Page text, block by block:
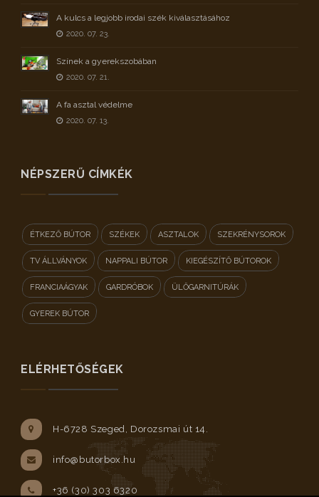
A kulcs a legjobb irodai szék kiválasztásához
2020. 07. 23.
Színek a gyerekszobában
2020. 07. 21.
A fa asztal védelme
2020. 07. 13.
NÉPSZERŰ CÍMKÉK
ÉTKEZŐ BÚTOR SZÉKEK ASZTALOK SZEKRÉNYSOROK
TV ÁLLVÁNYOK NAPPALI BÚTOR KIEGÉSZÍTŐ BÚTOROK
FRANCIAÁGYAK GARDRÓBOK ÜLŐGARNITÚRÁK
GYEREK BÚTOR
ELÉRHETŐSÉGEK
H-6728 Szeged, Dorozsmai út 14.
info@butorbox.hu
+36 (30) 303 6320